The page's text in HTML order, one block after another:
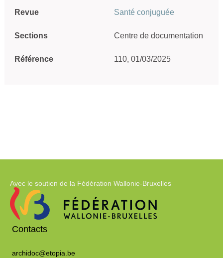
Revue Santé conjuguée
Sections Centre de documentation
Référence 110, 01/03/2025
Avec le soutien de la Fédération Wallonie-Bruxelles
Contacts
archidoc@etopia.be